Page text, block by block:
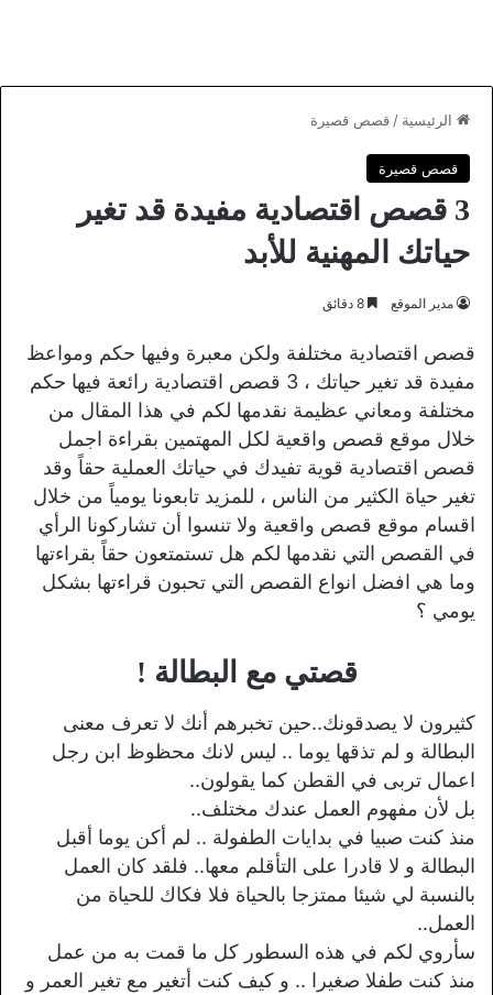
الرئيسية / قصص قصيرة
قصص قصيرة
3 قصص اقتصادية مفيدة قد تغير
حياتك المهنية للأبد
مدير الموقع
قصص اقتصادية مختلفة ولكن معبرة وفيها حكم ومواعظ
مفيدة قد تغير حياتك ، 3 قصص اقتصادية رائعة فيها حكم
مختلفة ومعاني عظيمة نقدمها لكم في هذا المقال من
خلال موقع قصص واقعية لكل المهتمين بقراءة اجمل
قصص اقتصادية قوية تفيدك في حياتك العملية حقاً وقد
تغير حياة الكثير من الناس ، للمزيد تابعونا يومياً من خلال
اقسام موقع قصص واقعية ولا تنسوا أن تشاركونا الرأي
في القصص التي نقدمها لكم هل تستمتعون حقاً بقراءتها
وما هي افضل انواع القصص التي تحبون قراءتها بشكل
يومي ؟
قصتي مع البطالة !
كثيرون لا يصدقونك..حين تخبرهم أنك لا تعرف معنى
البطالة و لم تذقها يوما .. ليس لانك محظوظ ابن رجل
اعمال تربى في القطن كما يقولون..
بل لأن مفهوم العمل عندك مختلف..
منذ كنت صبيا في بدايات الطفولة .. لم أكن يوما أقبل
البطالة و لا قادرا على التأقلم معها.. فلقد كان العمل
بالنسبة لي شيئا ممتزجا بالحياة فلا فكاك للحياة من
العمل..
سأروي لكم في هذه السطور كل ما قمت به من عمل
منذ كنت طفلا صغيرا .. و كيف كنت أتغير مع تغير العمر و